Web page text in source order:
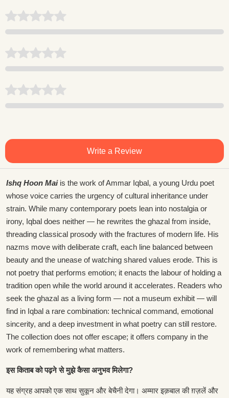
Write a Review
Ishq Hoon Maiis the work of Ammar Iqbal, a young Urdu poet
whose voice carries the urgency of cultural inheritance under
strain. While many contemporary poets lean into nostalgia or
irony, Iqbal does neither — he rewrites the ghazal from inside,
threading classical prosody with the fractures of modern life. His
nazms move with deliberate craft, each line balanced between
beauty and the unease of watching shared values erode. This is
not poetry that performs emotion; it enacts the labour of holding a
tradition open while the world around it accelerates. Readers who
seek the ghazal as a living form — not a museum exhibit — will
find in Iqbal a rare combination: technical command, emotional
sincerity, and a deep investment in what poetry can still restore.
The collection does not offer escape; it offers company in the
work of remembering what matters.
इस किताब को पढ़ने से मुझे कैसा अनुभव मिलेगा?
यह संग्रह आपको एक साथ सुकून और बेचैनी देगा। अम्मार इक़बाल की ग़ज़लें और